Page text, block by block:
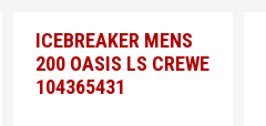
ICEBREAKER MENS
200 OASIS LS CREWE
104365431